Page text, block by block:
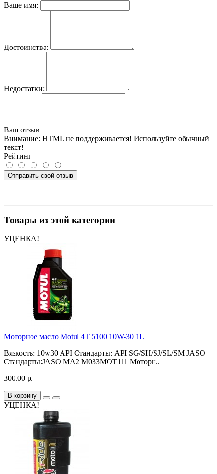
Ваше имя:
Достоинства:
Недостатки:
Ваш отзыв
Внимание: HTML не поддерживается! Используйте обычный
текст!
Рейтинг
Отправить свой отзыв
Товары из этой категории
УЦЕНКА!
Моторное масло Motul 4T 5100 10W-30 1L
Вязкость: 10w30 API Стандарты: API SG/SH/SJ/SL/SM JASO
Стандарты:JASO MA2 M033MOT111 Моторн..
300.00 р.
В корзину
УЦЕНКА!